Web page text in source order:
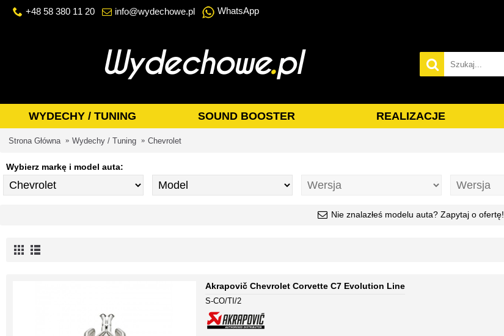
+48 58 380 11 20 info@wydechowe.pl WhatsApp
WYDECHY / TUNING SOUND BOOSTER REALIZACJE
Strona Główna Wydechy / Tuning Chevrolet
Wybierz markę i model auta:
Nie znalazłeś modelu auta? Zapytaj o ofertę!
Akrapovič Chevrolet Corvette C7 Evolution Line
S-CO/TI/2